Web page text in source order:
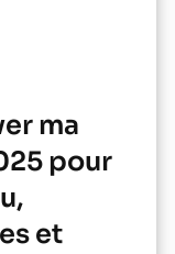
ma
pour
et